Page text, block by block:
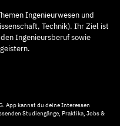
Ingenieurwesen und
Technik). Ihr Ziel ist
Ingenieursberuf sowie
App kannst du deine Interessen
Studiengänge, Praktika, Jobs &